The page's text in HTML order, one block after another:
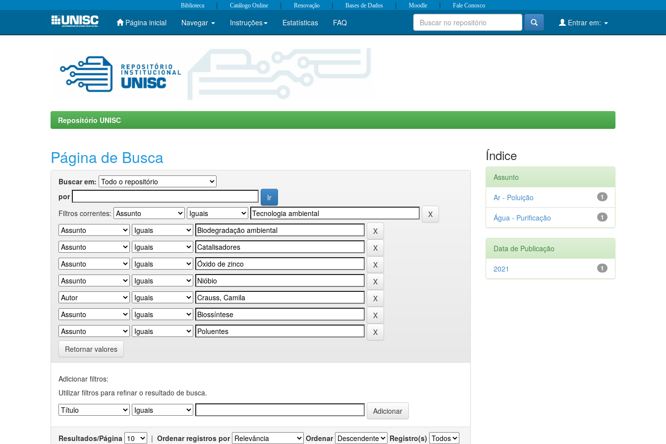
Skip
Biblioteca | Catálogo Online | Renovação | Bases de Dados | Moodle | Fale Conosco
Página inicial Navegar Instruções Estatísticas FAQ Entrar em:
Repositório UNISC
Página de Busca
Buscar em:
por
Filtros correntes:
Retornar valores
Adicionar filtros:
Utilizar filtros para refinar o resultado de busca.
Resultados/Página | Ordenar registros por Ordenar Registro(s)
Índice
Assunto
1
Ar - Poluição
1
Água - Purificação
Data de Publicação
1
2021